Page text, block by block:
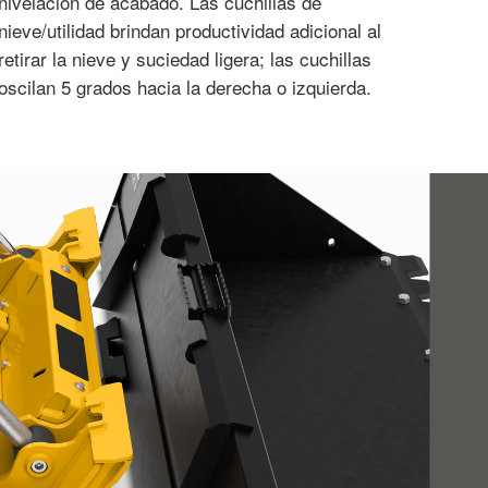
utilidad brindan productividad adicional al
la nieve y suciedad ligera; las cuchillas
5 grados hacia la derecha o izquierda.